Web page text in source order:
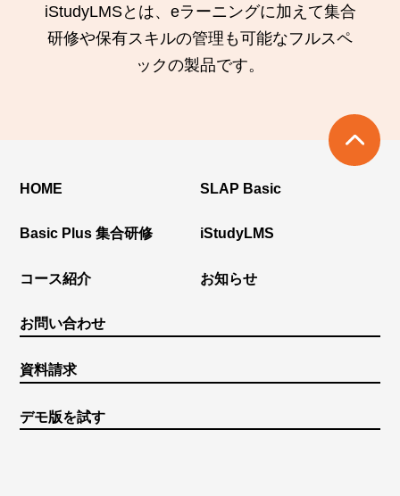
iStudyLMSとは、eラーニングに加えて集合
研修や保有スキルの管理も可能なフルスペ
ックの製品です。
HOME SLAP Basic
Basic Plus 集合研修 iStudyLMS
コース紹介 お知らせ
お問い合わせ
資料請求
デモ版を試す